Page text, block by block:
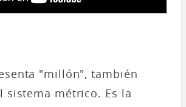
"millón", también
sistema métrico. Es la